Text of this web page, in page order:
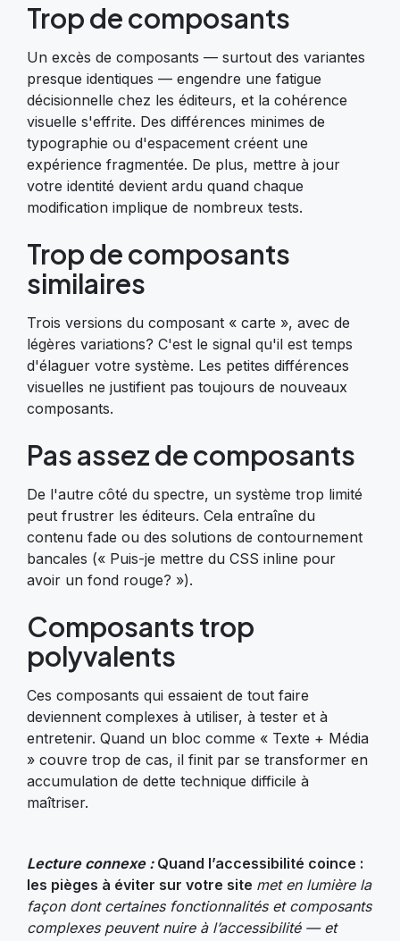
Trop de composants
Un excès de composants — surtout des variantes
presque identiques — engendre une fatigue
décisionnelle chez les éditeurs, et la cohérence
visuelle s'effrite. Des différences minimes de
typographie ou d'espacement créent une
expérience fragmentée. De plus, mettre à jour
votre identité devient ardu quand chaque
modification implique de nombreux tests.
Trop de composants
similaires
Trois versions du composant « carte », avec de
légères variations? C'est le signal qu'il est temps
d'élaguer votre système. Les petites différences
visuelles ne justifient pas toujours de nouveaux
composants.
Pas assez de composants
De l'autre côté du spectre, un système trop limité
peut frustrer les éditeurs. Cela entraîne du
contenu fade ou des solutions de contournement
bancales (« Puis-je mettre du CSS inline pour
avoir un fond rouge? »).
Composants trop
polyvalents
Ces composants qui essaient de tout faire
deviennent complexes à utiliser, à tester et à
entretenir. Quand un bloc comme « Texte + Média
» couvre trop de cas, il finit par se transformer en
accumulation de dette technique difficile à
maîtriser.
Lecture connexe : Quand l’accessibilité coince :
les pièges à éviter sur votre site met en lumière la
façon dont certaines fonctionnalités et composants
complexes peuvent nuire à l’accessibilité — et